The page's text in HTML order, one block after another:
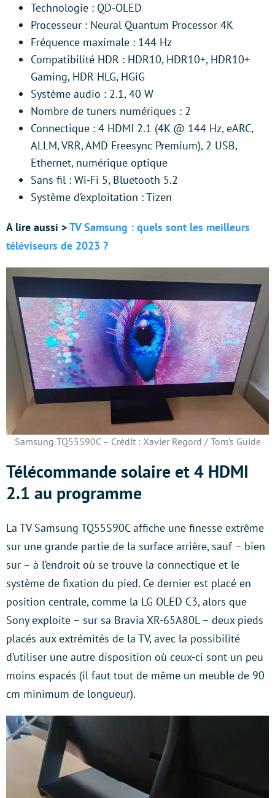
Technologie : QD-OLED
Processeur : Neural Quantum Processor 4K
Fréquence maximale : 144 Hz
Compatibilité HDR : HDR10, HDR10+, HDR10+
Gaming, HDR HLG, HGiG
Système audio : 2.1, 40 W
Nombre de tuners numériques : 2
Connectique : 4 HDMI 2.1 (4K @ 144 Hz, eARC,
ALLM, VRR, AMD Freesync Premium), 2 USB,
Ethernet, numérique optique
Sans fil : Wi-Fi 5, Bluetooth 5.2
Système d’exploitation : Tizen
A lire aussi >TV Samsung : quels sont les meilleurs
téléviseurs de 2023 ?
Samsung TQ55S90C – Crédit : Xavier Regord / Tom’s Guide
Télécommande solaire et 4 HDMI
2.1 au programme
La TV Samsung TQ55S90C affiche une finesse extrême
sur une grande partie de la surface arrière, sauf – bien
sur – à l’endroit où se trouve la connectique et le
système de fixation du pied. Ce dernier est placé en
position centrale, comme la LG OLED C3, alors que
Sony exploite – sur sa Bravia XR-65A80L – deux pieds
placés aux extrémités de la TV, avec la possibilité
d’utiliser une autre disposition où ceux-ci sont un peu
moins espacés (il faut tout de même un meuble de 90
cm minimum de longueur).